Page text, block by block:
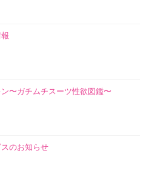
〜ガチムチスーツ性欲図鑑〜
のお知らせ